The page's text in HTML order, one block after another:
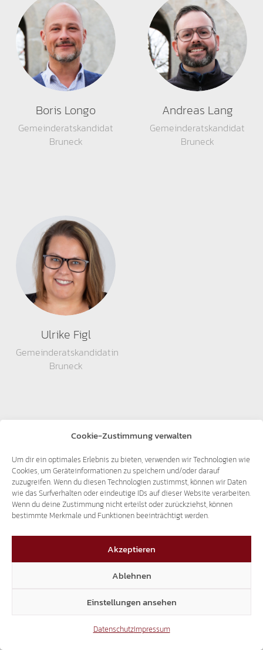
Cookie-Zustimmung verwalten
Um dir ein optimales Erlebnis zu bieten, verwenden wir Technologien wie
Cookies, um Geräteinformationen zu speichern und/oder darauf
zuzugreifen. Wenn du diesen Technologien zustimmst, können wir Daten
wie das Surfverhalten oder eindeutige IDs auf dieser Website verarbeiten.
Wenn du deine Zustimmung nicht erteilst oder zurückziehst, können
bestimmte Merkmale und Funktionen beeinträchtigt werden.
Akzeptieren
Ablehnen
Einstellungen ansehen
DatenschutzImpressum
Boris Longo
Gemeinderatskandidat
Bruneck
Andreas Lang
Gemeinderatskandidat
Bruneck
Ulrike Figl
Gemeinderatskandidatin
Bruneck
Eppan